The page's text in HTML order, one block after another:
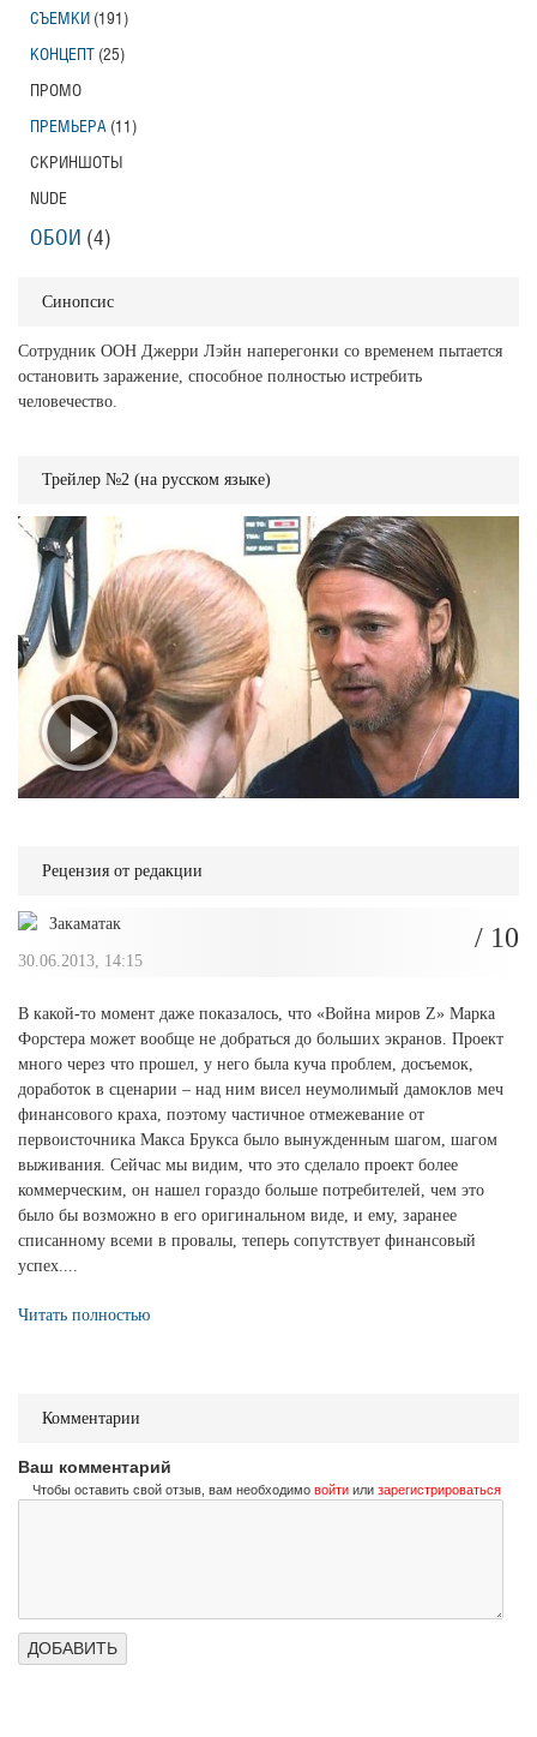
Синопсис
Сотрудник ООН Джерри Лэйн наперегонки со временем пытается
остановить заражение, способное полностью истребить
человечество.
Трейлер №2 (на русском языке)
Рецензия от редакции
Закаматак
30.06.2013, 14:15
/ 10
В какой-то момент даже показалось, что «Война миров Z» Марка
Форстера может вообще не добраться до больших экранов. Проект
много через что прошел, у него была куча проблем, досъемок,
доработок в сценарии – над ним висел неумолимый дамоклов меч
финансового краха, поэтому частичное отмежевание от
первоисточника Макса Брукса было вынужденным шагом, шагом
выживания. Сейчас мы видим, что это сделало проект более
коммерческим, он нашел гораздо больше потребителей, чем это
было бы возможно в его оригинальном виде, и ему, заранее
списанному всеми в провалы, теперь сопутствует финансовый
успех....
Читать полностью
Комментарии
Ваш комментарий
Чтобы оставить свой отзыв, вам необходимо войти или зарегистрироваться
СЪЕМКИ (191)
КОНЦЕПТ (25)
ПРОМО
ПРЕМЬЕРА (11)
СКРИНШОТЫ
NUDE
ОБОИ (4)